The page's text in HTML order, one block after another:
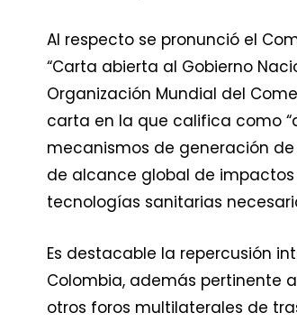
Al respecto se pronunció el
“Carta abierta al Gobierno
Organización Mundial del
carta en la que califica como
mecanismos de generación
de alcance global de impactos
tecnologías sanitarias
Es destacable la repercusión
Colombia, además pertinente
otros foros multilaterales de